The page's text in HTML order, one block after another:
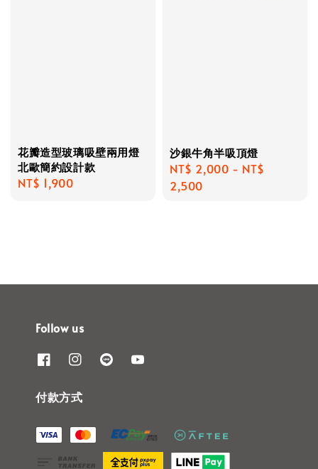
花瓣造型玻璃吸壁兩用燈
北歐簡約設計款
Regular
NT$ 1,900
沙銀牛角半吸頂燈
Regular
price
NT$ 2,000 - NT$
2,500
Follow us
付款方式